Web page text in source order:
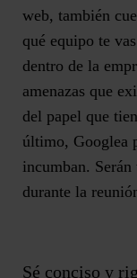
web, también
qué equipo te
dentro de la
amenazas que
del papel que
último, Googlea
incumban.
durante la
Sé conciso y